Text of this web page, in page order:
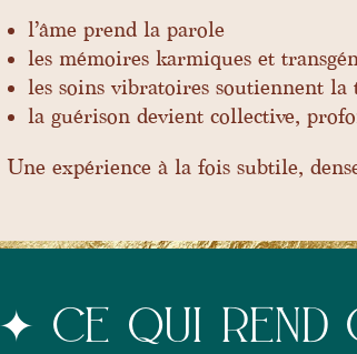
l’âme prend la parole
les mémoires karmiques et
les soins vibratoires soutiennent la
la guérison devient collective,
Une expérience à la fois subtile,
✦ CE QUI REND